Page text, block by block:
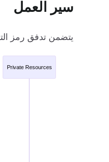
سير العمل
يتضمن تدفق رمز